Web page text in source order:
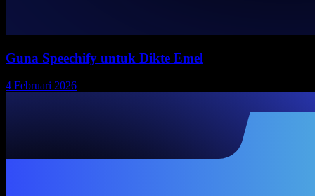
Guna Speechify untuk Dikte Emel
4 Februari 2026